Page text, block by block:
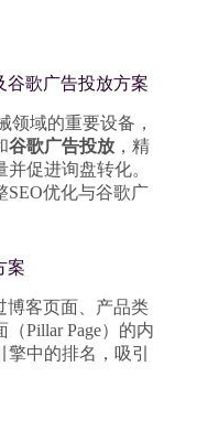
谷歌广告投放方案
领域的重要设备，
谷歌广告投放，精
促进询盘转化。
SEO优化与谷歌广
案
博客页面、产品类
Pillar Page）的内
中的排名，吸引